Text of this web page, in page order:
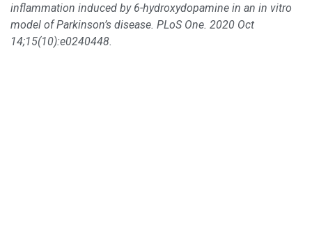
inflammation induced by 6-hydroxydopamine in an in vitro
model of Parkinson’s disease. PLoS One. 2020 Oct
14;15(10):e0240448.